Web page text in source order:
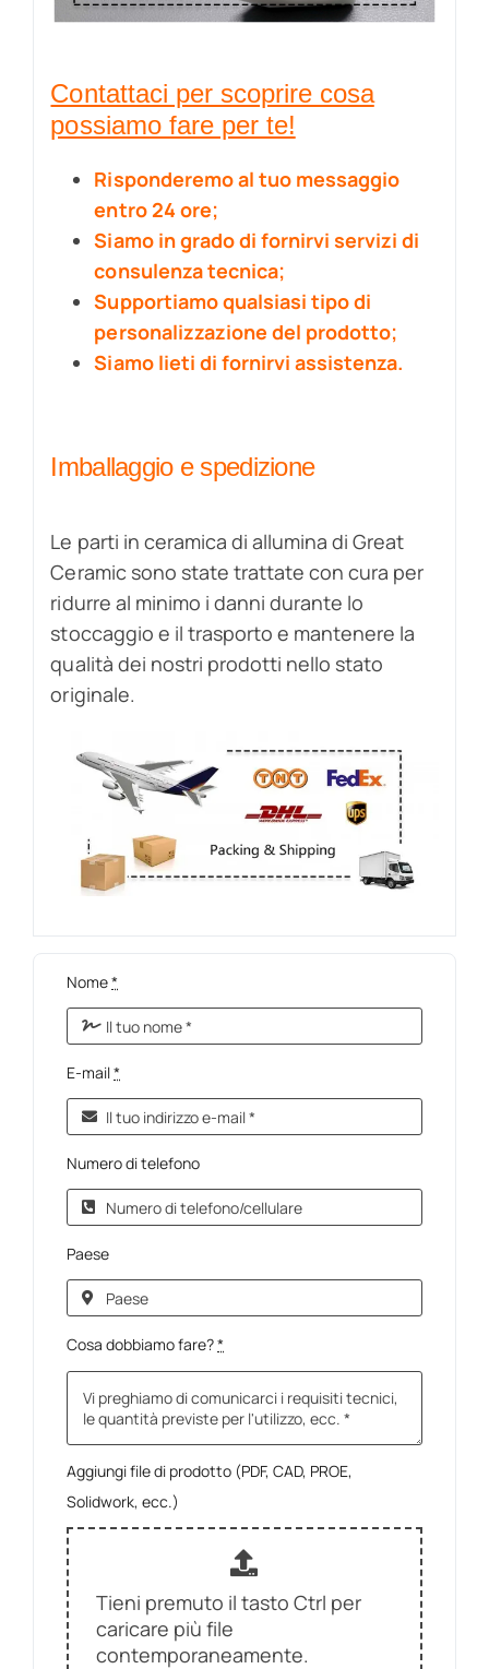
Contattaci per scoprire cosa
possiamo fare per te!
Risponderemo al tuo messaggio
entro 24 ore;
Siamo in grado di fornirvi servizi di
consulenza tecnica;
Supportiamo qualsiasi tipo di
personalizzazione del prodotto;
Siamo lieti di fornirvi assistenza.
Imballaggio e spedizione
Le parti in ceramica di allumina di Great
Ceramic sono state trattate con cura per
ridurre al minimo i danni durante lo
stoccaggio e il trasporto e mantenere la
qualità dei nostri prodotti nello stato
originale.
Nome*
E-mail*
Numero di telefono
Paese
Cosa dobbiamo fare?*
Aggiungi file di prodotto (PDF, CAD, PROE,
Solidwork, ecc.)
Tieni premuto il tasto Ctrl per
caricare più file
contemporaneamente.